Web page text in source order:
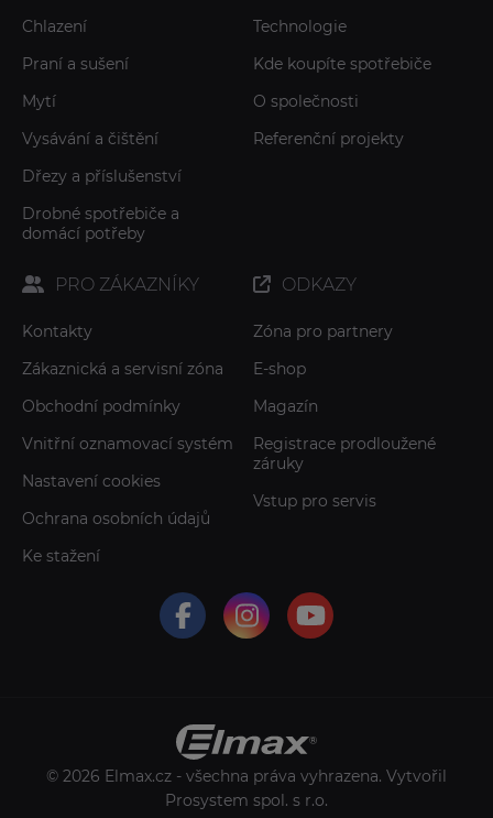
Chlazení
Praní a sušení
Mytí
Vysávání a čištění
Dřezy a příslušenství
Drobné spotřebiče a
domácí potřeby
Technologie
Kde koupíte spotřebiče
O společnosti
Referenční projekty
PRO ZÁKAZNÍKY
Kontakty
Zákaznická a servisní zóna
Obchodní podmínky
Vnitřní oznamovací systém
Nastavení cookies
Ochrana osobních údajů
Ke stažení
ODKAZY
Zóna pro partnery
E-shop
Magazín
Registrace prodloužené
záruky
Vstup pro servis
© 2026 Elmax.cz - všechna práva vyhrazena. Vytvořil
Prosystem spol. s r.o.